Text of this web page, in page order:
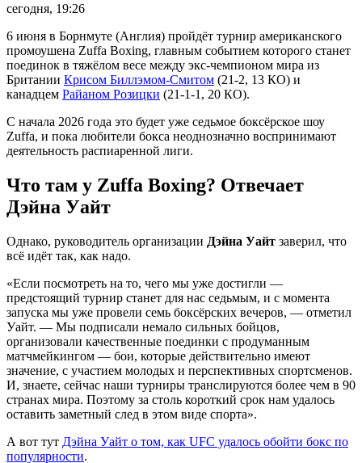
сегодня, 19:26
6 июня в Борнмуте (Англия) пройдёт турнир американского
промоушена Zuffa Boxing, главным событием которого станет
поединок в тяжёлом весе между экс-чемпионом мира из
Британии Крисом Биллэмом-Смитом (21-2, 13 КО) и
канадцем Райаном Розицки (21-1-1, 20 КО).
С начала 2026 года это будет уже седьмое боксёрское шоу
Zuffa, и пока любители бокса неоднозначно воспринимают
деятельность распиаренной лиги.
Что там у Zuffa Boxing? Отвечает
Дэйна Уайт
Однако, руководитель организации Дэйна Уайт заверил, что
всё идёт так, как надо.
«Если посмотреть на то, чего мы уже достигли —
предстоящий турнир станет для нас седьмым, и с момента
запуска мы уже провели семь боксёрских вечеров, — отметил
Уайт. — Мы подписали немало сильных бойцов,
организовали качественные поединки с продуманным
матчмейкингом — бои, которые действительно имеют
значение, с участием молодых и перспективных спортсменов.
И, знаете, сейчас наши турниры транслируются более чем в 90
странах мира. Поэтому за столь короткий срок нам удалось
оставить заметный след в этом виде спорта».
А вот тут Дэйна Уайт о том, как UFC удалось обойти бокс по
популярности.